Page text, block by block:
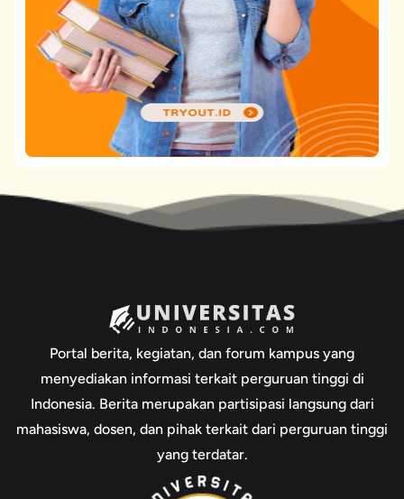
Portal berita, kegiatan, dan forum kampus yang
menyediakan informasi terkait perguruan tinggi di
Indonesia. Berita merupakan partisipasi langsung dari
mahasiswa, dosen, dan pihak terkait dari perguruan tinggi
yang terdatar.